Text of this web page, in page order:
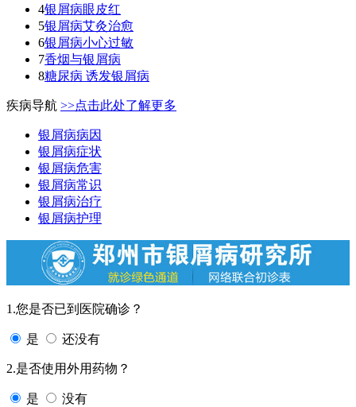
4银屑病眼皮红
5银屑病艾灸治愈
6银屑病小心过敏
7香烟与银屑病
8糖尿病 诱发银屑病
疾病导航 >>点击此处了解更多
银屑病病因
银屑病症状
银屑病危害
银屑病常识
银屑病治疗
银屑病护理
1.您是否已到医院确诊？
是 还没有
2.是否使用外用药物？
是 没有